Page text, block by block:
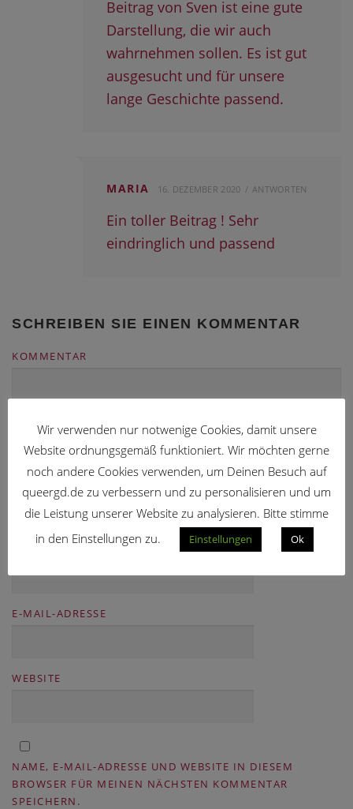
Beitrag von Sven ist eine gute
Darstellung, die wir auch
wahrnehmen sollen. Es ist gut
ausgesucht und für unsere
lange Geschichte passend.
MARIA 16. DEZEMBER 2020 ANTWORTEN
Ein toller Beitrag ! Sehr
eindringlich und passend
SCHREIBEN SIE EINEN KOMMENTAR
KOMMENTAR
E-MAIL-ADRESSE
WEBSITE
NAME, E-MAIL-ADRESSE UND WEBSITE IN DIESEM
BROWSER FÜR MEINEN NÄCHSTEN KOMMENTAR
SPEICHERN.
Wir verwenden nur notwenige Cookies, damit unsere
Website ordnungsgemäß funktioniert. Wir möchten gerne
noch andere Cookies verwenden, um Deinen Besuch auf
queergd.de zu verbessern und zu personalisieren und um
die Leistung unserer Website zu analysieren. Bitte stimme
in den Einstellungen zu.
Einstellungen Ok